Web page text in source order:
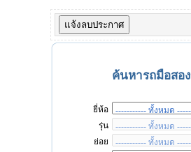
ค้นหารถมือสอ
ยี่ห้อ
รุ่น
ย่อย